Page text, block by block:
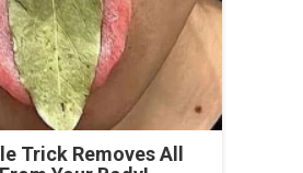
Trick Removes All